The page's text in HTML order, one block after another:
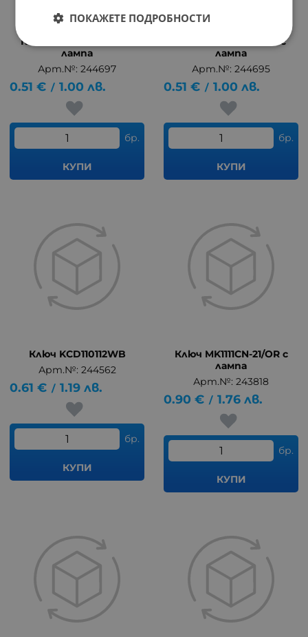
Ключ MK1111CN-22/BL с
лампа
Арт.№: 244697
0.51 € / 1.00 лв.
бр.
КУПИ
Ключ MK1111CN-11/GL с
лампа
Арт.№: 244695
0.51 € / 1.00 лв.
бр.
КУПИ
Ключ KCD110112WB
Арт.№: 244562
0.61 € / 1.19 лв.
бр.
КУПИ
Ключ MK1111CN-21/OR с
лампа
Арт.№: 243818
0.90 € / 1.76 лв.
бр.
КУПИ
ПОКАЖЕТЕ ПОДРОБНОСТИ